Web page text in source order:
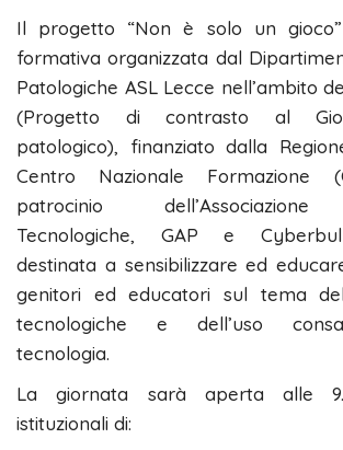
Il progetto “Non è solo un gioco”
formativa organizzata dal
Patologiche ASL Lecce nell’ambito
(Progetto di contrasto al
patologico), finanziato dalla
Centro Nazionale Formazione
patrocinio dell’Associazione
Tecnologiche, GAP e
destinata a sensibilizzare ed
genitori ed educatori sul tema
tecnologiche e dell’uso
tecnologia.
La giornata sarà aperta alle
istituzionali di: